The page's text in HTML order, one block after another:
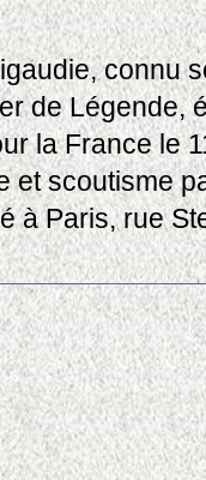
connu
de Légende,
la France le
et scoutisme
à Paris, rue